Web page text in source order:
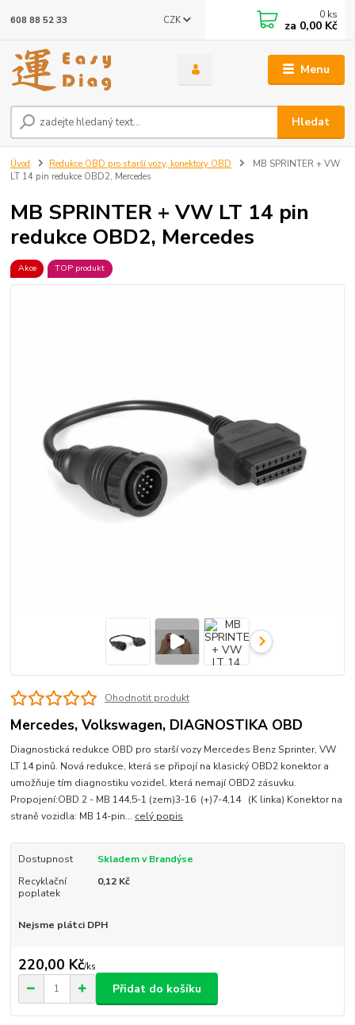
Menu
CZK
Hledat
608 88 52 33 0 ks
za 0,00 Kč
Úvod Redukce OBD pro starší vozy, konektory OBD
MB SPRINTER + VW
LT 14 pin redukce OBD2, Mercedes
MB SPRINTER + VW LT 14 pin
redukce OBD2, Mercedes
Akce TOP produkt
Ohodnotit produkt
Mercedes, Volkswagen, DIAGNOSTIKA OBD
Diagnostická redukce OBD pro starší vozy Mercedes Benz Sprinter, VW
LT 14 pinů. Nová redukce, která se připojí na klasický OBD2 konektor a
umožňuje tím diagnostiku vozidel, která nemají OBD2 zásuvku.
Propojení:OBD 2 - MB 144,5-1 (zem)3-16 (+)7-4,14 (K linka) Konektor na
straně vozidla: MB 14-pin... celý popis
Dostupnost
Skladem v Brandýse
Recyklační
poplatek
0,12 Kč
Nejsme plátci DPH
220,00 Kč/ks
Přidat do košíku